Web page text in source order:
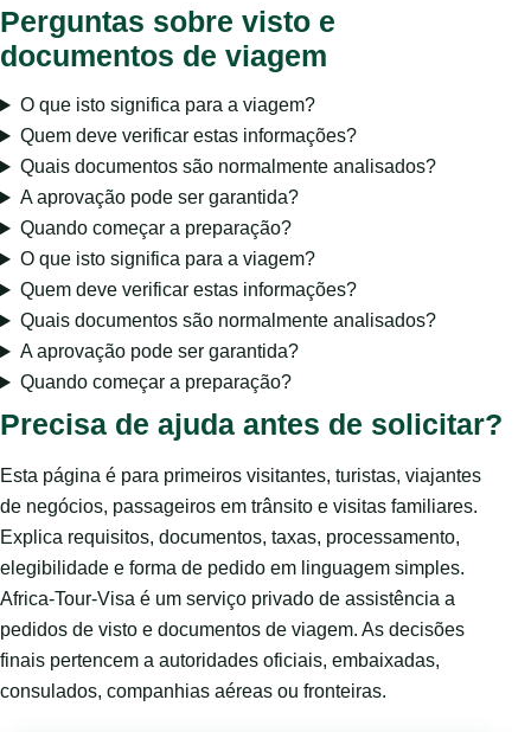
Perguntas sobre visto e
documentos de viagem
O que isto significa para a viagem?
Quem deve verificar estas informações?
Quais documentos são normalmente analisados?
A aprovação pode ser garantida?
Quando começar a preparação?
O que isto significa para a viagem?
Quem deve verificar estas informações?
Quais documentos são normalmente analisados?
A aprovação pode ser garantida?
Quando começar a preparação?
Precisa de ajuda antes de solicitar?
Esta página é para primeiros visitantes, turistas, viajantes
de negócios, passageiros em trânsito e visitas familiares.
Explica requisitos, documentos, taxas, processamento,
elegibilidade e forma de pedido em linguagem simples.
Africa-Tour-Visa é um serviço privado de assistência a
pedidos de visto e documentos de viagem. As decisões
finais pertencem a autoridades oficiais, embaixadas,
consulados, companhias aéreas ou fronteiras.